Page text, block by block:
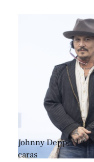
Johnny Depp, el
caras